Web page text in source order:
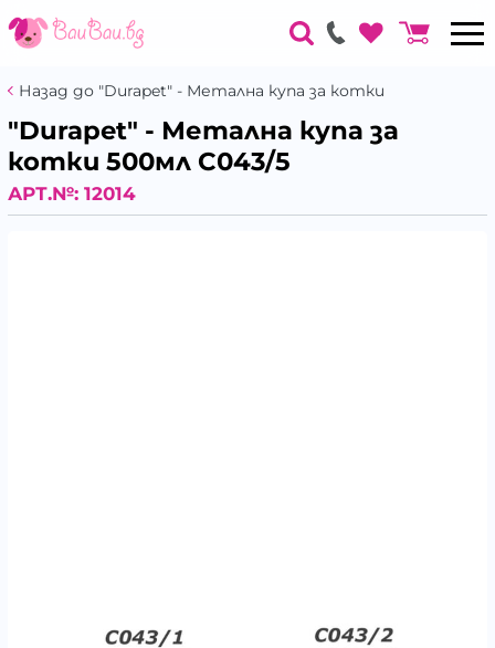
Назад до "Durapet" - Метална купа за котки
"Durapet" - Метална купа за
котки 500мл C043/5
АРТ.№: 12014